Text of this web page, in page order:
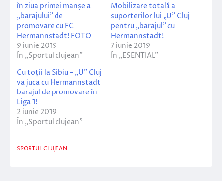
în ziua primei manșe a
„barajului” de
promovare cu FC
Hermannstadt! FOTO
9 iunie 2019
În „Sportul clujean”
Mobilizare totală a
suporterilor lui „U” Cluj
pentru „barajul” cu
Hermannstadt!
7 iunie 2019
În „ESENTIAL”
Cu toții la Sibiu – „U” Cluj
va juca cu Hermannstadt
barajul de promovare în
Liga 1!
2 iunie 2019
În „Sportul clujean”
SPORTUL CLUJEAN